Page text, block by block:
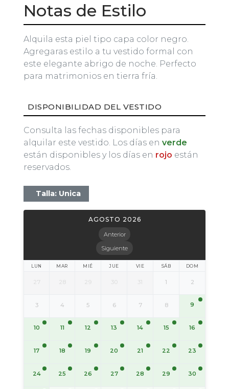
Notas de Estilo
Alquila esta piel tipo capa color negro.
Agregaras estilo a tu vestido formal con
este elegante abrigo de noche. Perfecto
para matrimonios en tierra fría.
DISPONIBILIDAD DEL VESTIDO
Consulta las fechas disponibles para
alquilar este vestido. Los días en verde
están disponibles y los días en rojo están
reservados.
Talla: Unica
Anterior
AGOSTO 2026
Siguiente
LUN MAR MIÉ JUE VIE SÁB DOM
27 28 29 30 31 1 2
3 4 5 6 7 8 9
10 11 12 13 14 15 16
17 18 19 20 21 22 23
24 25 26 27 28 29 30